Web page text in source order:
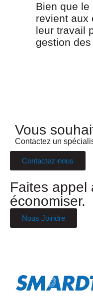
Bien que
revient aux
leur travail
gestion
Vous
Contactez un
Contactez-nous
Faites appel
économiser.
Nous Joindre